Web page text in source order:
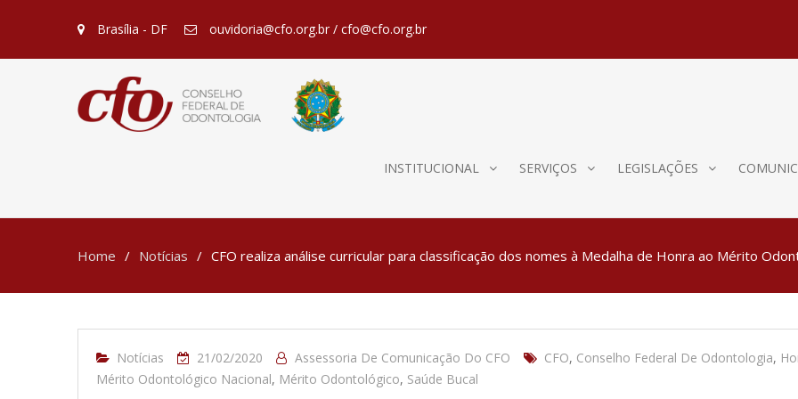
Brasília - DF ouvidoria@cfo.org.br / cfo@cfo.org.br
INSTITUCIONAL SERVIÇOS LEGISLAÇÕES
Home Notícias CFO realiza análise curricular para classificação dos nomes à Medalha de Honra ao Mérito
Notícias 21/02/2020 Assessoria De Comunicação Do CFO CFO, Conselho Federal De Odontologia,
Mérito Odontológico Nacional, Mérito Odontológico, Saúde Bucal